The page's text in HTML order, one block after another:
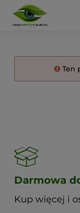
Ten
Darmowa
Kup więcej i